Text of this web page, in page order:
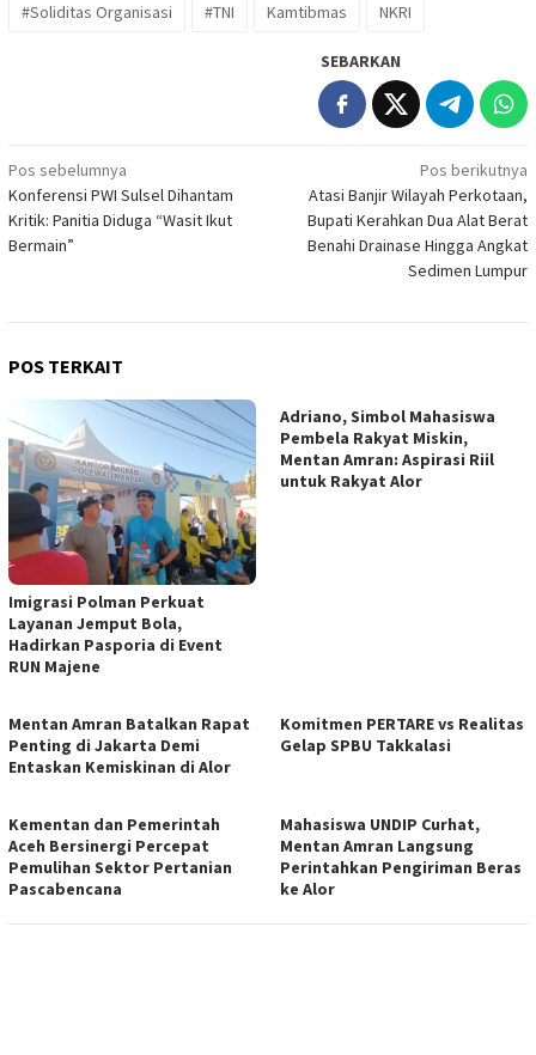
#Soliditas Organisasi
#TNI Kamtibmas NKRI
SEBARKAN
Navigasi
pos
Pos sebelumnya
Konferensi PWI Sulsel Dihantam
Kritik: Panitia Diduga “Wasit Ikut
Bermain”
Pos berikutnya
Atasi Banjir Wilayah Perkotaan,
Bupati Kerahkan Dua Alat Berat
Benahi Drainase Hingga Angkat
Sedimen Lumpur
POS TERKAIT
Imigrasi Polman Perkuat
Layanan Jemput Bola,
Hadirkan Pasporia di Event
RUN Majene
Adriano, Simbol Mahasiswa
Pembela Rakyat Miskin,
Mentan Amran: Aspirasi Riil
untuk Rakyat Alor
Mentan Amran Batalkan Rapat
Penting di Jakarta Demi
Entaskan Kemiskinan di Alor
Komitmen PERTARE vs Realitas
Gelap SPBU Takkalasi
Kementan dan Pemerintah
Aceh Bersinergi Percepat
Pemulihan Sektor Pertanian
Pascabencana
Mahasiswa UNDIP Curhat,
Mentan Amran Langsung
Perintahkan Pengiriman Beras
ke Alor